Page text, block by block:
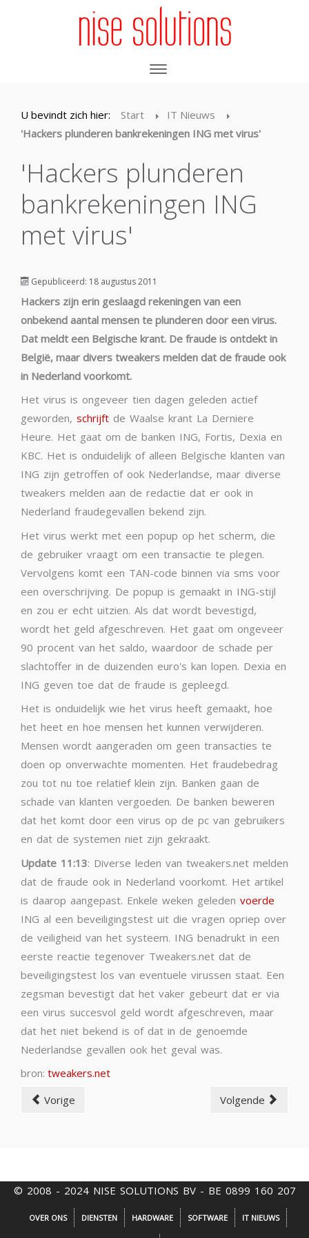
U bevindt zich hier: Start
IT Nieuws
'Hackers plunderen bankrekeningen ING met virus'
'Hackers plunderen
bankrekeningen ING
met virus'
Gepubliceerd: 18 augustus 2011
Hackers zijn erin geslaagd rekeningen van een
onbekend aantal mensen te plunderen door een virus.
Dat meldt een Belgische krant. De fraude is ontdekt in
België, maar divers tweakers melden dat de fraude ook
in Nederland voorkomt.
Het virus is ongeveer tien dagen geleden actief
geworden, schrijft de Waalse krant La Derniere
Heure. Het gaat om de banken ING, Fortis, Dexia en
KBC. Het is onduidelijk of alleen Belgische klanten van
ING zijn getroffen of ook Nederlandse, maar diverse
tweakers melden aan de redactie dat er ook in
Nederland fraudegevallen bekend zijn.
Het virus werkt met een popup op het scherm, die
de gebruiker vraagt om een transactie te plegen.
Vervolgens komt een TAN-code binnen via sms voor
een overschrijving. De popup is gemaakt in ING-stijl
en zou er echt uitzien. Als dat wordt bevestigd,
wordt het geld afgeschreven. Het gaat om ongeveer
90 procent van het saldo, waardoor de schade per
slachtoffer in de duizenden euro's kan lopen. Dexia en
ING geven toe dat de fraude is gepleegd.
Het is onduidelijk wie het virus heeft gemaakt, hoe
het heet en hoe mensen het kunnen verwijderen.
Mensen wordt aangeraden om geen transacties te
doen op onverwachte momenten. Het fraudebedrag
zou tot nu toe relatief klein zijn. Banken gaan de
schade van klanten vergoeden. De banken beweren
dat het komt door een virus op de pc van gebruikers
en dat de systemen niet zijn gekraakt.
Update 11:13: Diverse leden van tweakers.net melden
dat de fraude ook in Nederland voorkomt. Het artikel
is daarop aangepast. Enkele weken geleden voerde
ING al een beveiligingstest uit die vragen opriep over
de veiligheid van het systeem. ING benadrukt in een
eerste reactie tegenover Tweakers.net dat de
beveiligingstest los van eventuele virussen staat. Een
zegsman bevestigt dat het vaker gebeurt dat er via
een virus succesvol geld wordt afgeschreven, maar
dat het niet bekend is of dat in de genoemde
Nederlandse gevallen ook het geval was.
bron: tweakers.net
Vorige
Volgende
© 2008 - 2024 NISE SOLUTIONS BV - BE 0899 160 207
OVER ONS DIENSTEN HARDWARE SOFTWARE IT NIEUWS